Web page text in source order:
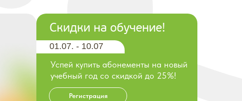
01.07. - 10.07
Скидки на обучение!
Успей купить абонементы на новый
учебный год со скидкой до 25%!
Регистрация